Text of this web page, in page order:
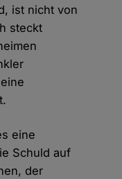
ist nicht von
steckt
eine
Schuld auf
der